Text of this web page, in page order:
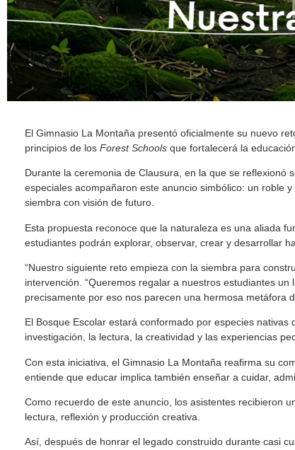
El Gimnasio La Montaña presentó oficialmente su nuevo
principios de los Forest Schools que fortalecerá la
Durante la ceremonia de Clausura, en la que se reflexionó
especiales acompañaron este anuncio simbólico: un roble
siembra con visión de futuro.
Esta propuesta reconoce que la naturaleza es una aliada
estudiantes podrán explorar, observar, crear y desarrollar
“Nuestro siguiente reto empieza con la siembra para
intervención. “Queremos regalar a nuestros estudiantes
precisamente por eso nos parecen una hermosa metáfora
El Bosque Escolar estará conformado por especies
investigación, la lectura, la creatividad y las experiencias
Con esta iniciativa, el Gimnasio La Montaña reafirma su
entiende que educar implica también enseñar a cuidar,
Como recuerdo de este anuncio, los asistentes recibieron
lectura, reflexión y producción creativa.
Así, después de honrar el legado construido durante casi